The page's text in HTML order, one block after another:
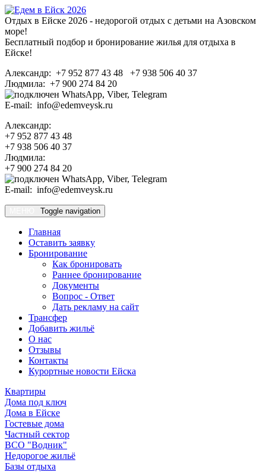
Отдых в Ейске 2026 - недорогой отдых с детьми на Азовском
море!
Бесплатный подбор и бронирование жилья для отдыха в
Ейске!
Александр: +7 952 877 43 48 +7 938 506 40 37
Людмила: +7 900 274 84 20
E-mail: info@edemveysk.ru
Александр:
+7 952 877 43 48
+7 938 506 40 37
Людмила:
+7 900 274 84 20
E-mail: info@edemveysk.ru
Toggle navigation
Главная
Оставить заявку
Бронирование
Как бронировать
Раннее бронирование
Документы
Вопрос - Ответ
Дать рекламу на сайт
Трансфер
Добавить жильё
О нас
Отзывы
Контакты
Курортные новости Ейска
Квартиры
Дома под ключ
Дома в Ейске
Гостевые дома
Частный сектор
ВСО "Водник"
Недорогое жильё
Базы отдыха